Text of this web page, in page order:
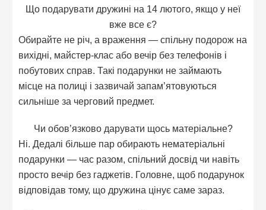
Що подарувати дружині на 14 лютого, якщо у неї
вже все є?
Обирайте не річ, а враження — спільну подорож на
вихідні, майстер-клас або вечір без телефонів і
побутових справ. Такі подарунки не займають
місце на полиці і зазвичай запам’ятовуються
сильніше за черговий предмет.
Чи обов’язково дарувати щось матеріальне?
Ні. Дедалі більше пар обирають нематеріальні
подарунки — час разом, спільний досвід чи навіть
просто вечір без гаджетів. Головне, щоб подарунок
відповідав тому, що дружина цінує саме зараз.